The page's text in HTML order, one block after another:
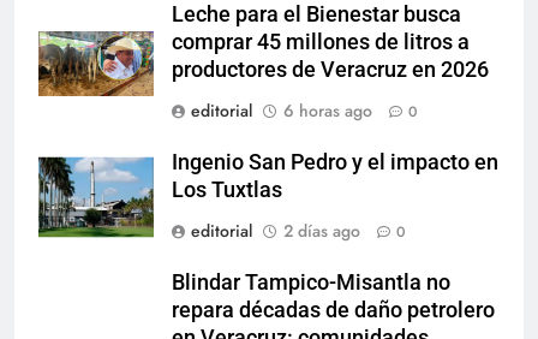
Leche para el Bienestar busca
comprar 45 millones de litros a
productores de Veracruz en 2026
editorial
6 horas ago 0
Ingenio San Pedro y el impacto en
Los Tuxtlas
editorial
2 días ago 0
Blindar Tampico-Misantla no
repara décadas de daño petrolero